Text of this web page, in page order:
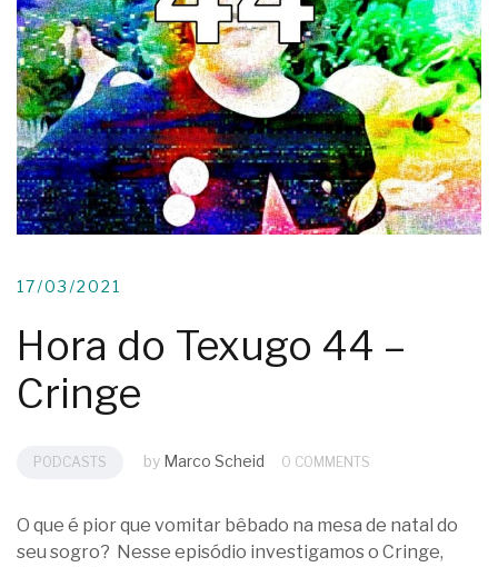
17/03/2021
Hora do Texugo 44 –
Cringe
PODCASTS by Marco Scheid 0 COMMENTS
O que é pior que vomitar bêbado na mesa de natal do
seu sogro? Nesse episódio investigamos o Cringe,